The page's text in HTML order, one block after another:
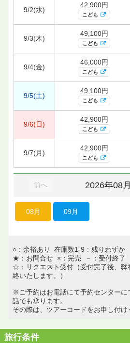
9/2(水)
42,900円
こども
9/3(木)
49,100円
こども
9/4(金)
46,000円
こども
9/5(土)
49,100円
こども
9/6(日)
42,900円
こども
9/7(月)
42,900円
こども
前へ 2026年08月
08月 09月
○：余裕あり 在庫数1-9：残りわずか
★：お問合せ ×：完売 －：受付終了
☆：リクエスト受付（受付完了後、弊
絡いたします。）
※ご予約はお電話にて予約センターに
話でも承ります。
その際は、ツアーコードをお申し付け
旅行条件